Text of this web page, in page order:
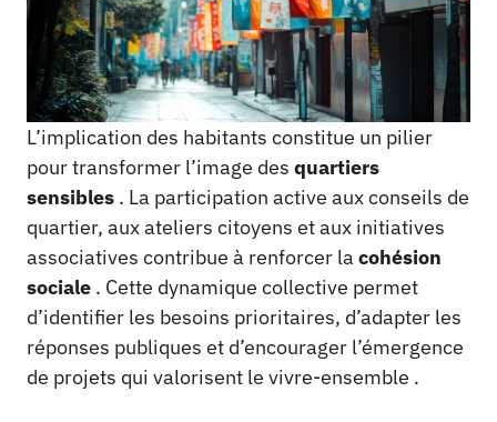
L’implication des habitants constitue un pilier
pour transformer l’image des quartiers
sensibles . La participation active aux conseils de
quartier, aux ateliers citoyens et aux initiatives
associatives contribue à renforcer la cohésion
sociale . Cette dynamique collective permet
d’identifier les besoins prioritaires, d’adapter les
réponses publiques et d’encourager l’émergence
de projets qui valorisent le vivre-ensemble .